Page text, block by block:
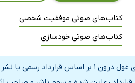
کتاب‌های صوتی موفقیت شخصی
کتاب‌های صوتی خودسازی
کتاب صوتی بیداری غول درون 1 بر